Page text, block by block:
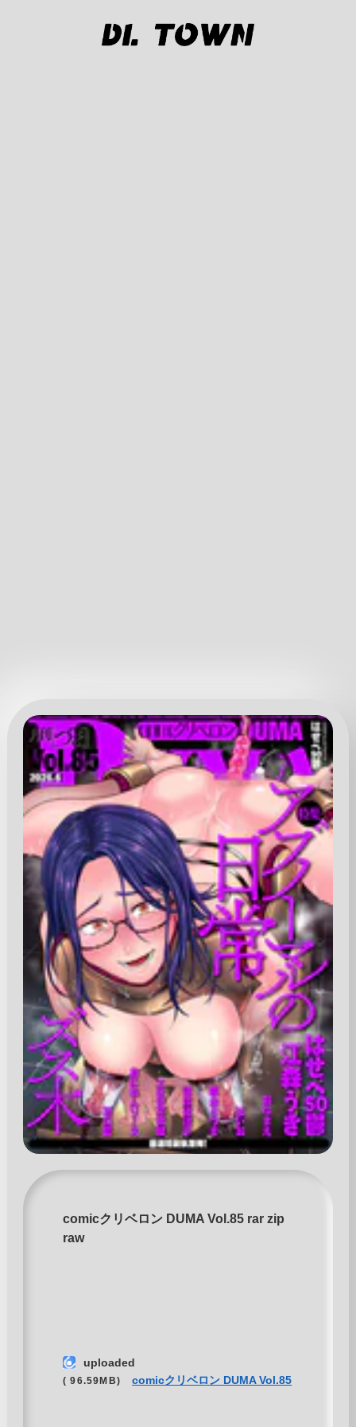
comicクリベロン DUMA Vol.85 rar zip
raw
uploaded
( 96.59MB) comicクリベロン DUMA Vol.85